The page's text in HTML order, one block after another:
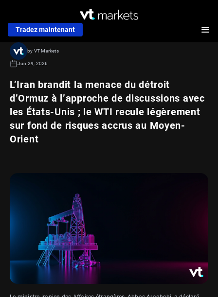
Tradez maintenant
L’Iran brandit la menace du détroit
d’Ormuz à l’approche de discussions avec
les États-Unis ; le WTI recule légèrement
sur fond de risques accrus au Moyen-
Orient
by VT Markets
Jun 29, 2026